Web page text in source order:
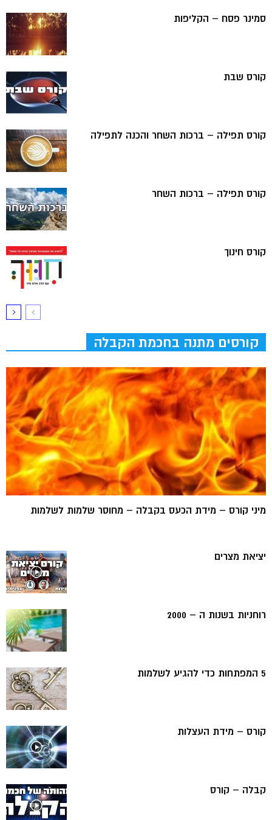
סמינר פסח – הקליפות
קורס שבת
קורס תפילה – ברכות השחר והכנה לתפילה
קורס תפילה – ברכות השחר
קורס חינוך
קורסים מתנה בחכמת הקבלה
מיני קורס – מידת הכעס בקבלה – מחוסר שלמות לשלמות
יציאת מצרים
רוחניות בשנות ה – 2000
5 המפתחות כדי להגיע לשלמות
קורס – מידת העצלות
קבלה – קורס